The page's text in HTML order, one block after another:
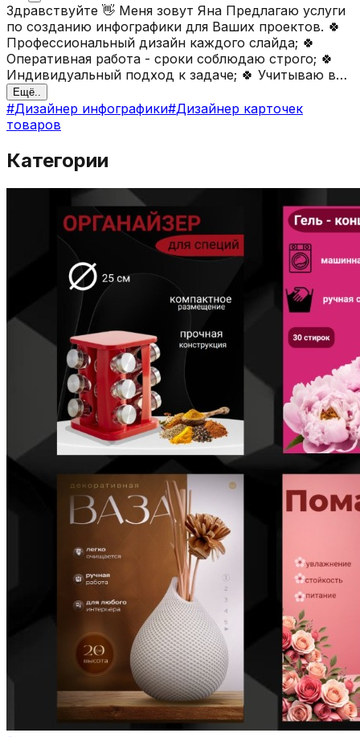
Здравствуйте 👋 Меня зовут Яна Предлагаю услуги
по созданию инфографики для Ваших проектов. 🍀
Профессиональный дизайн каждого слайда; 🍀
Оперативная работа - сроки соблюдаю строго; 🍀
Индивидуальный подход к задаче; 🍀 Учитываю все
Ваши пожелания и требования; 🍀 Два круга правок
БЕСПЛАТНО; 🌺 Готова приступить к Вашему
проекту уже сейчас!! 🔥 Единая цена за любой слайд
рублей слайд 🎁 Скидка на первый заказ 10 % 🎁
Дополнительный слайд в подарок при заказе 7
слайдов Важно! Работаю по предоплате 50%
Ещё..
#Дизайнер инфографики#Дизайнер карточек
товаров
Категории